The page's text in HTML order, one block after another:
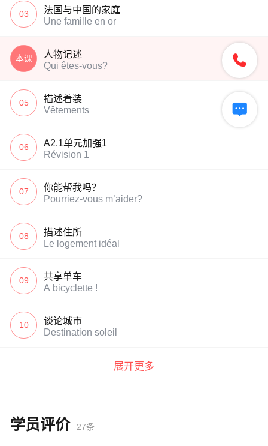
03
法国与中国的家庭
Une famille en or
本课
人物记述
Qui êtes-vous?
05
描述着装
Vêtements
06
A2.1单元加强1
Révision 1
07
你能帮我吗？
Pourriez-vous m’aider?
08
描述住所
Le logement idéal
09
共享单车
À bicyclette !
10
谈论城市
Destination soleil
展开更多
学员评价 27条

